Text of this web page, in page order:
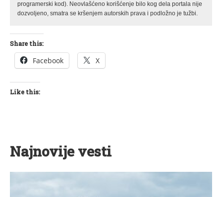
programerski kod). Neovlašćeno korišćenje bilo kog dela portala nije
dozvoljeno, smatra se kršenjem autorskih prava i podložno je tužbi.
Share this:
Facebook X
Like this:
Najnovije vesti